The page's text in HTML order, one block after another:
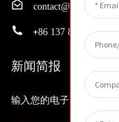
+86 137 8194 7634
新闻简报
输入您的电子邮件地址